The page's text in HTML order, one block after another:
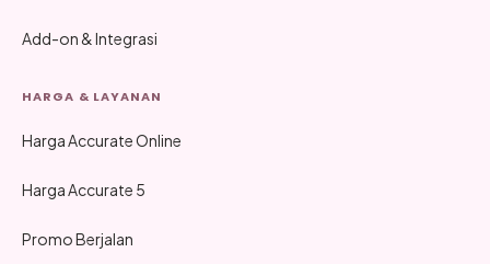
Add-on & Integrasi
HARGA & LAYANAN
Harga Accurate Online
Harga Accurate 5
Promo Berjalan